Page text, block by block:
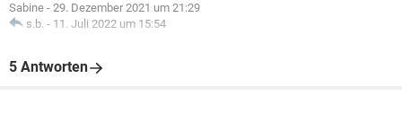
Sabine - 29. Dezember 2021 um 21:29
s.b. - 11. Juli 2022 um 15:54
5 Antworten